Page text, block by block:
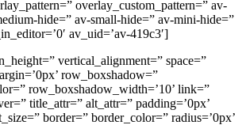
overlay_custom_pattern=” av-
hide=” av-small-hide=” av-mini-hide=”
av_uid=’av-419c3′]
vertical_alignment=” space=”
row_boxshadow=”
row_boxshadow_width=’10’ link=”
title_attr=” alt_attr=” padding=’0px’
border=” border_color=” radius=’0px’